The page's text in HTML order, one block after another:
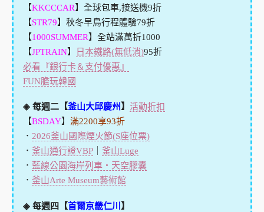
【KKCCCAR】全球包車,接送機9折
【STR79】秋冬早鳥行程體驗79折
【1000SUMMER】全站滿萬折1000
【JPTRAIN】 日本鐵路(無低消)95折
必看『銀行卡＆支付優惠』
FUN膽玩韓國
◈ 每週二【釜山大邱慶州】 活動折扣
【BSDAY】 滿2200享93折
． 2026釜山國際煙火節(S座位票)
． 釜山通行證VBP｜ 釜山Luge
． 藍線公園海岸列車・天空膠囊
． 釜山Arte Museum藝術館
◈ 每週四【首爾京畿仁川
】